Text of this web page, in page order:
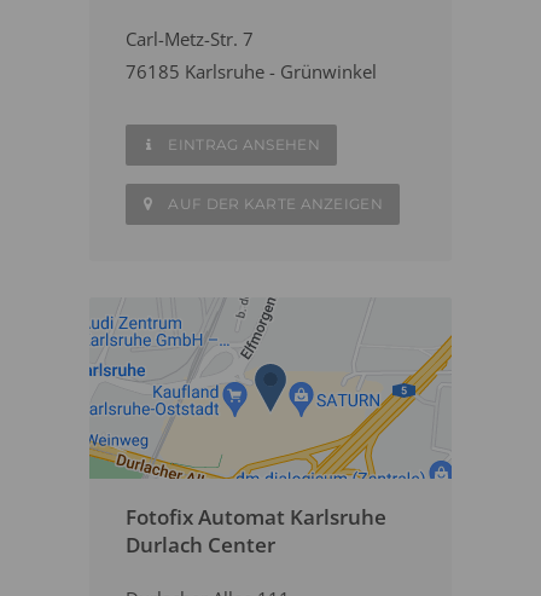
Carl-Metz-Str. 7
76185 Karlsruhe - Grünwinkel
EINTRAG ANSEHEN
AUF DER KARTE ANZEIGEN
Fotofix Automat Karlsruhe
Durlach Center